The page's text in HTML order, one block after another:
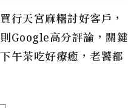
行天宮麻糬討好客戶，
Google高分評論，關鍵
午茶吃好療癒，老饕都